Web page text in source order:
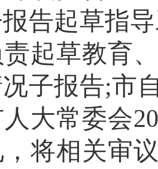
告起草指
起草教育
子报告;市
大常委会
将相关审